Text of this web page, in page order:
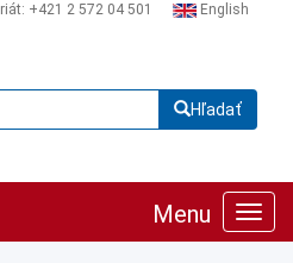
+421 2 572 04 501 English
Hľadať
Menu